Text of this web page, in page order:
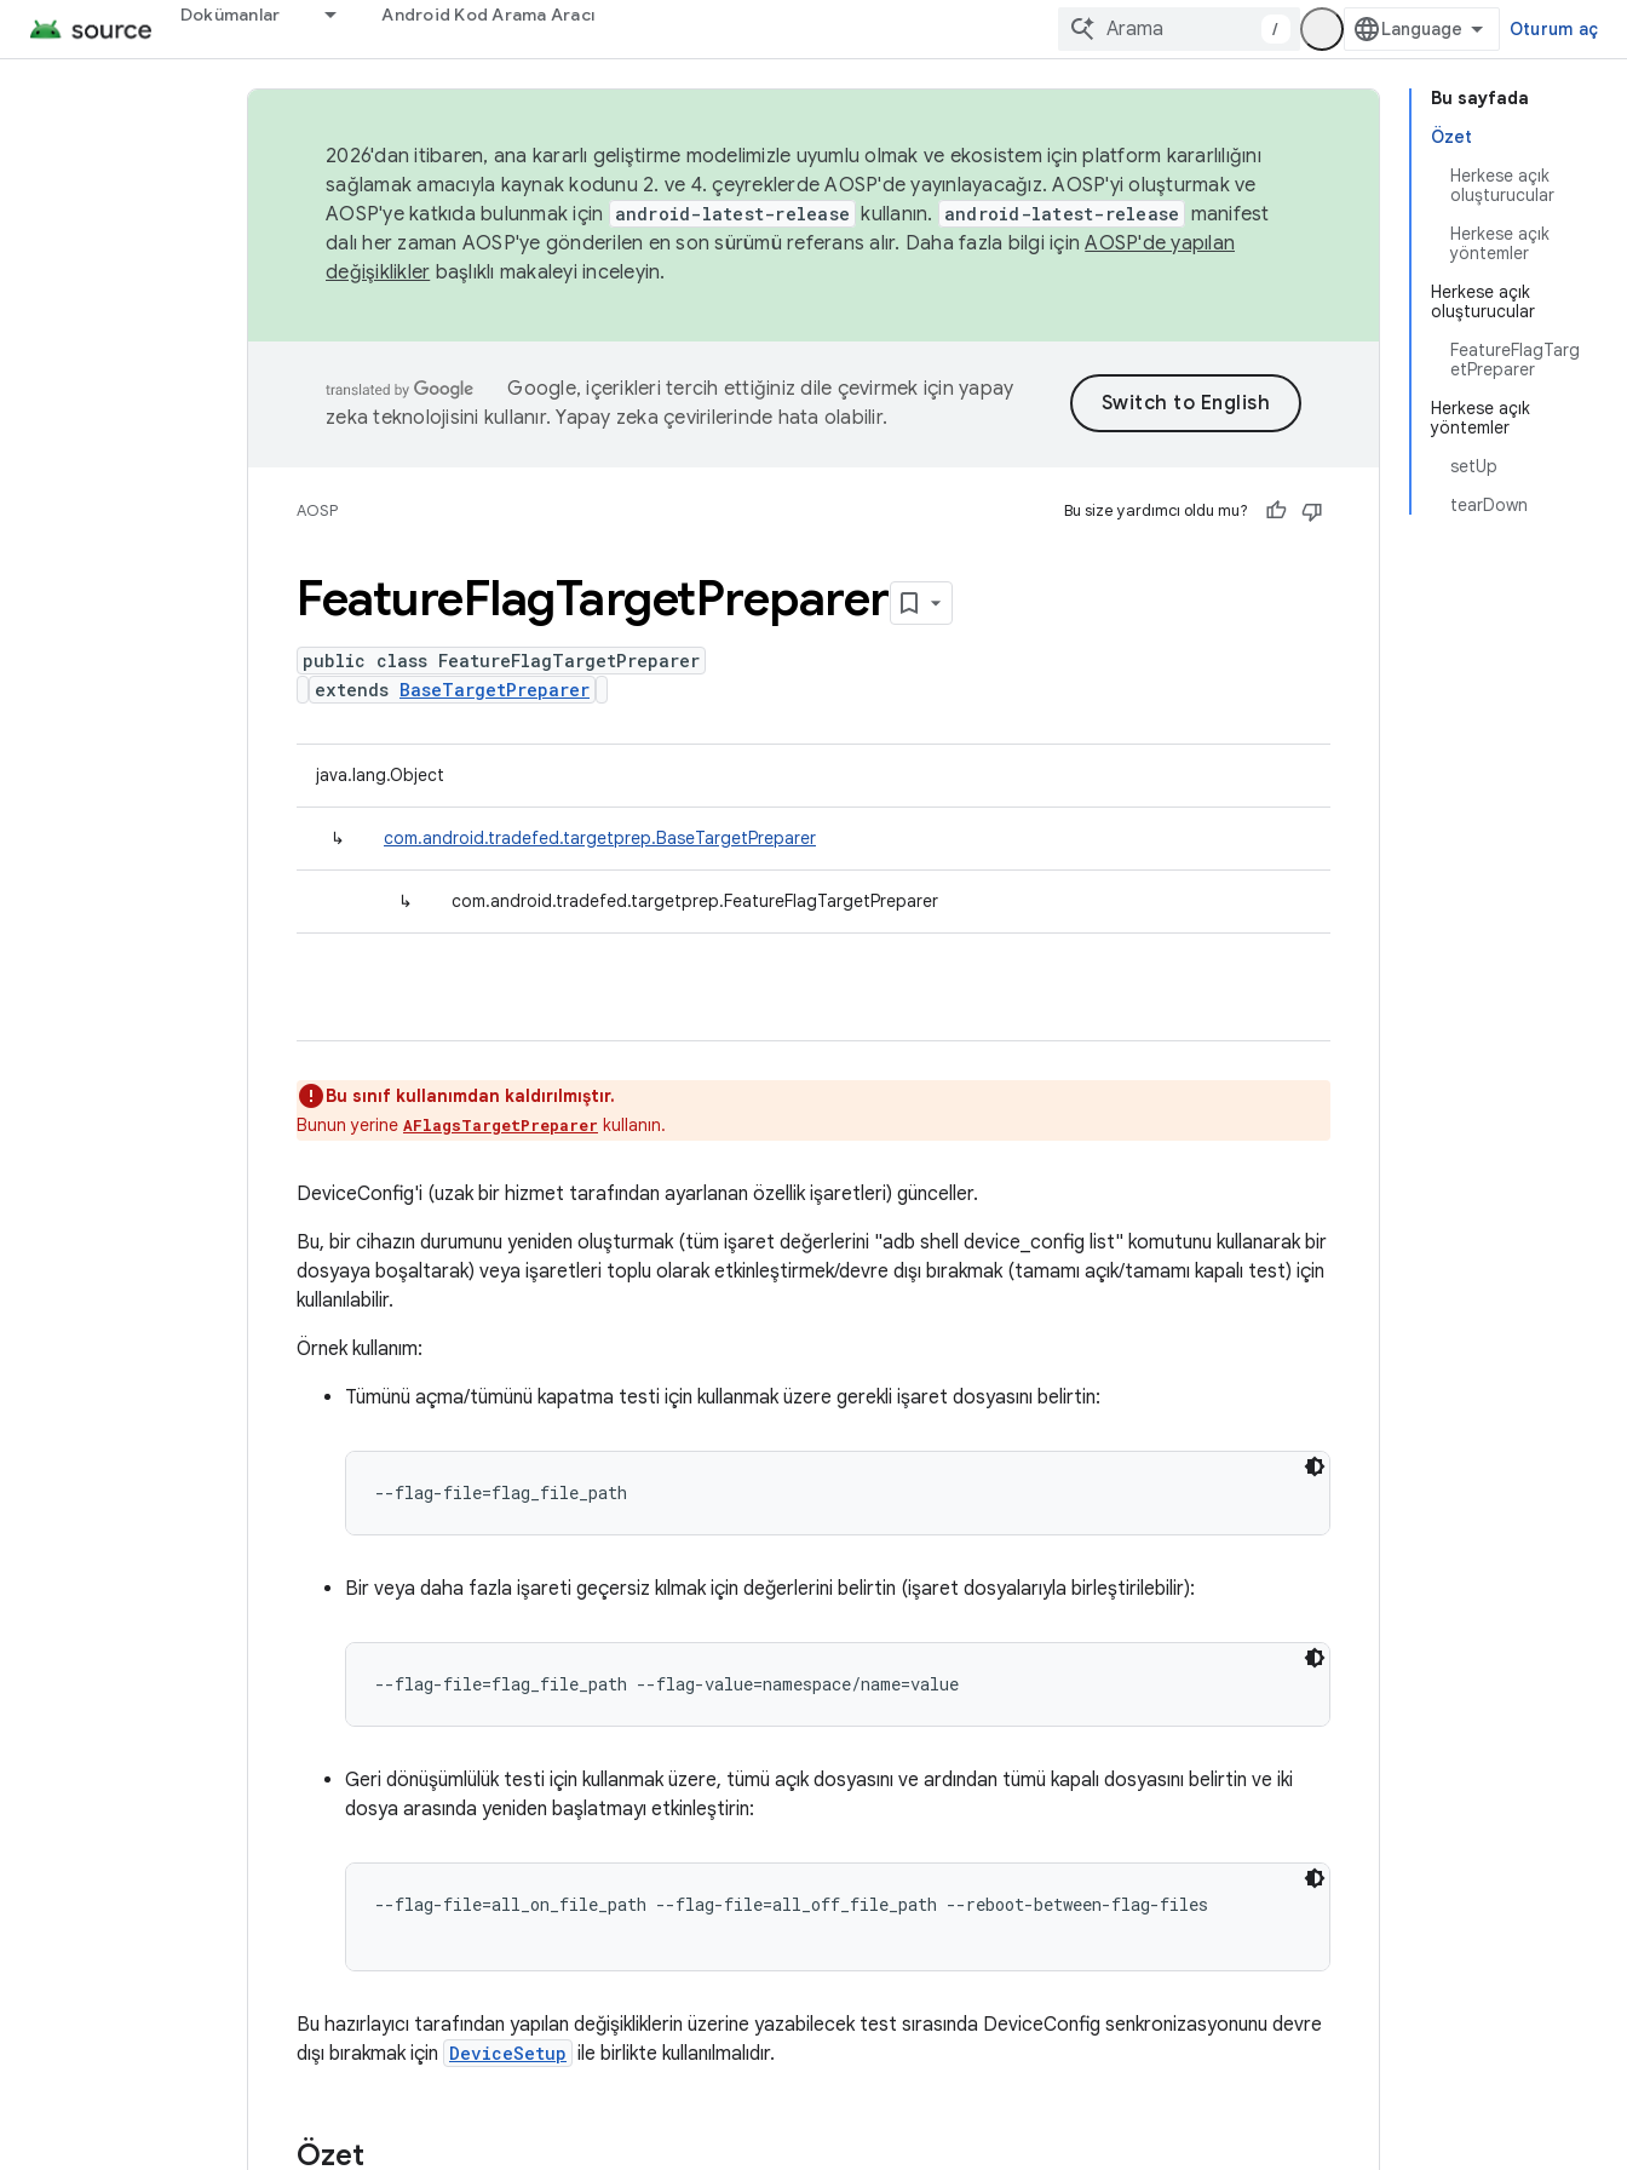
Dokümanlar Android Kod Arama Aracı
/ Oturum aç
Bu sayfada
Özet
Herkese açık
oluşturucular
Herkese açık
yöntemler
Herkese açık
oluşturucular
FeatureFlagTarg
etPreparer
Herkese açık
yöntemler
setUp
tearDown
2026'dan itibaren, ana kararlı geliştirme modelimizle uyumlu olmak ve ekosistem için platform kararlılığını
sağlamak amacıyla kaynak kodunu 2. ve 4. çeyreklerde AOSP'de yayınlayacağız. AOSP'yi oluşturmak ve
AOSP'ye katkıda bulunmak için
android-latest-release kullanın. android-latest-release manifest
dalı her zaman AOSP'ye gönderilen en son sürümü referans alır. Daha fazla bilgi içinAOSP'de yapılan
değişiklikler başlıklı makaleyi inceleyin.
Google, içerikleri tercih ettiğiniz dile çevirmek için yapay
zeka teknolojisini kullanır. Yapay zeka çevirilerinde hata olabilir.
AOSP Bu size yardımcı oldu mu?
FeatureFlagTargetPreparer
public class FeatureFlagTargetPreparer
extends BaseTargetPreparer
java.lang.Object
↳ com.android.tradefed.targetprep.BaseTargetPreparer
↳ com.android.tradefed.targetprep.FeatureFlagTargetPreparer
Bu sınıf kullanımdan kaldırılmıştır.
Bunun yerine AFlagsTargetPreparer kullanın.
DeviceConfig'i (uzak bir hizmet tarafından ayarlanan özellik işaretleri) günceller.
Bu, bir cihazın durumunu yeniden oluşturmak (tüm işaret değerlerini "adb shell device_config list" komutunu kullanarak bir
dosyaya boşaltarak) veya işaretleri toplu olarak etkinleştirmek/devre dışı bırakmak (tamamı açık/tamamı kapalı test) için
kullanılabilir.
Örnek kullanım:
Tümünü açma/tümünü kapatma testi için kullanmak üzere gerekli işaret dosyasını belirtin:
--flag-file=flag_file_path
Bir veya daha fazla işareti geçersiz kılmak için değerlerini belirtin (işaret dosyalarıyla birleştirilebilir):
--flag-file=flag_file_path --flag-value=namespace/name=value
Geri dönüşümlülük testi için kullanmak üzere, tümü açık dosyasını ve ardından tümü kapalı dosyasını belirtin ve iki
dosya arasında yeniden başlatmayı etkinleştirin:
--flag-file=all_on_file_path --flag-file=all_off_file_path --reboot-between-flag-files
Bu hazırlayıcı tarafından yapılan değişikliklerin üzerine yazabilecek test sırasında DeviceConfig senkronizasyonunu devre
dışı bırakmak için DeviceSetup ile birlikte kullanılmalıdır.
Özet